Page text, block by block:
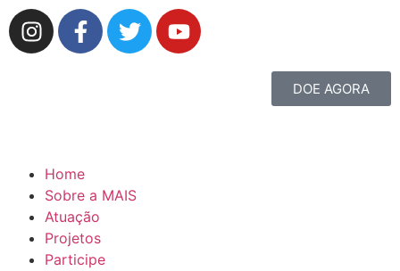
DOE AGORA
Home
Sobre a MAIS
Atuação
Projetos
Participe